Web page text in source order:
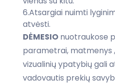
6.Atsargiai nuimti
atvėsti.
DĖMESIO nuotraukose
parametrai, matmenys
vizualinių ypatybių gali
vadovautis prekių